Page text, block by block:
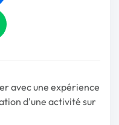
avec une expérience
d'une activité sur